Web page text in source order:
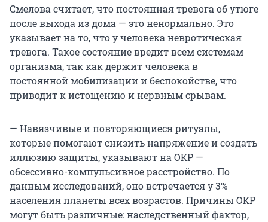
Смелова считает, что постоянная тревога об утюге
после выхода из дома — это ненормально. Это
указывает на то, что у человека невротическая
тревога. Такое состояние вредит всем системам
организма, так как держит человека в
постоянной мобилизации и беспокойстве, что
приводит к истощению и нервным срывам.
— Навязчивые и повторяющиеся ритуалы,
которые помогают снизить напряжение и создать
иллюзию защиты, указывают на ОКР —
обсессивно-компульсивное расстройство. По
данным исследований, оно встречается у 3%
населения планеты всех возрастов. Причины ОКР
могут быть различные: наследственный фактор,